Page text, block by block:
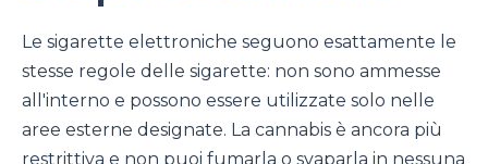
Le sigarette elettroniche seguono esattamente le
stesse regole delle sigarette: non sono ammesse
all'interno e possono essere utilizzate solo nelle
aree esterne designate. La cannabis è ancora più
restrittiva e non puoi fumarla o svaparla in nessuna